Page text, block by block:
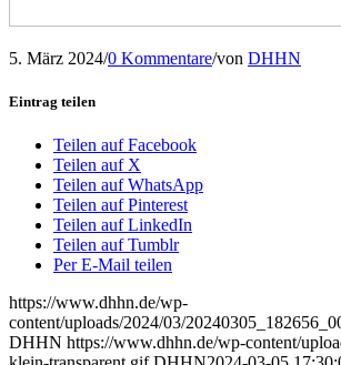
5. März 2024/0 Kommentare/von DHHN
Eintrag teilen
Teilen auf Facebook
Teilen auf X
Teilen auf WhatsApp
Teilen auf Pinterest
Teilen auf LinkedIn
Teilen auf Tumblr
Per E-Mail teilen
https://www.dhhn.de/wp-
content/uploads/2024/03/
DHHN https://www.dhhn.de/wp-content/